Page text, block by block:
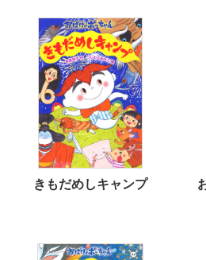
きもだめしキャンプ